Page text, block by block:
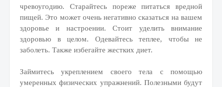
чревоугодию. Старайтесь пореже питаться вредной
пищей. Это может очень негативно сказаться на вашем
здоровье и настроении. Стоит уделить внимание
здоровью в целом. Одевайтесь теплее, чтобы не
заболеть. Также избегайте жестких диет.
Займитесь укреплением своего тела с помощью
умеренных физических упражнений. Полезными будут